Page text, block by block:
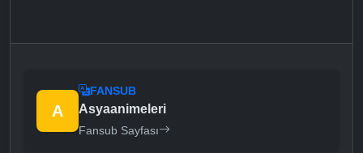
A
FANSUB
Asyaanimeleri
Fansub Sayfası